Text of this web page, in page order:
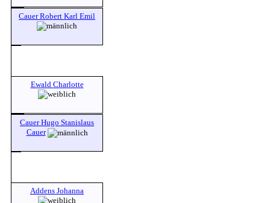
Cauer Robert Karl Emil
Ewald Charlotte
Cauer Hugo Stanislaus
Cauer
Addens Johanna